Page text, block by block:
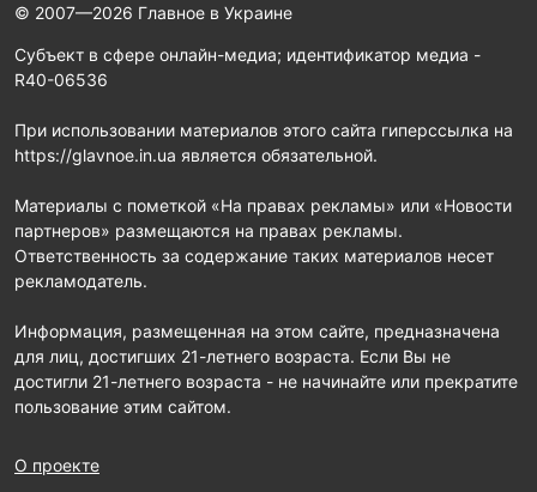
© 2007—2026 Главное в Украине
Субъект в сфере онлайн-медиа; идентификатор медиа -
R40-06536
При использовании материалов этого сайта гиперссылка на
https://glavnoe.in.ua является обязательной.
Материалы с пометкой «На правах рекламы» или «Новости
партнеров» размещаются на правах рекламы.
Ответственность за содержание таких материалов несет
рекламодатель.
Информация, размещенная на этом сайте, предназначена
для лиц, достигших 21-летнего возраста. Если Вы не
достигли 21-летнего возраста - не начинайте или прекратите
пользование этим сайтом.
О проекте